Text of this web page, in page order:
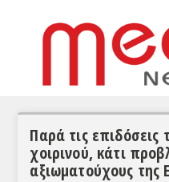
ΣΥΝΕΝΤΕΥΞΕΙΣ
Παρά τις
χοιρινού, κάτι
αξιωματούχους της